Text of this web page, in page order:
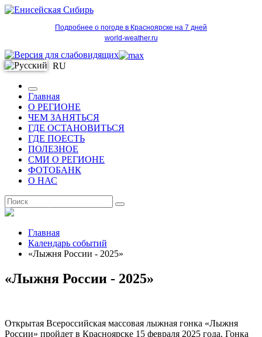
Подробнее о погоде в Красноярске на 7 дней
world-weather.ru
RU
Главная
О РЕГИОНЕ
ЧЕМ ЗАНЯТЬСЯ
ГДЕ ОСТАНОВИТЬСЯ
ГДЕ ПОЕСТЬ
ПОЛЕЗНОЕ
СМИ О РЕГИОНЕ
ФОТОБАНК
О НАС
Главная
Календарь событий
«Лыжня России - 2025»
«Лыжня России - 2025»
Открытая Всероссийская массовая лыжная гонка «Лыжня
России» пройдет в Красноярске 15 февраля 2025 года. Гонка